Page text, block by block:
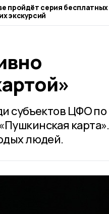
пройдёт серия бесплатных
экскурсий
субъектов ЦФО по
карта».
людей.